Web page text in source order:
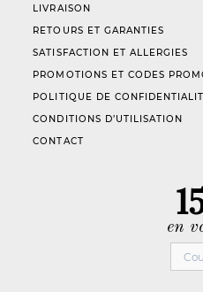
LIVRAISON
RETOURS ET GARANTIES
SATISFACTION ET ALLERGIES
PROMOTIONS ET CODES
POLITIQUE DE
CONDITIONS D’UTILISATION
CONTACT
en